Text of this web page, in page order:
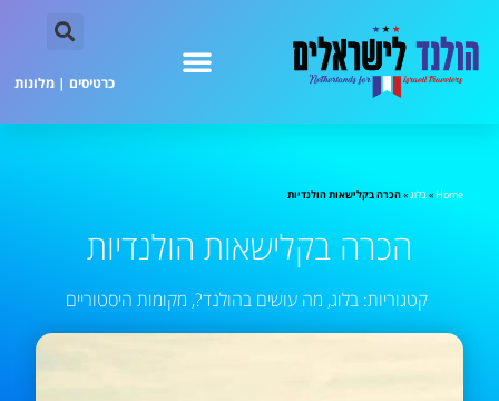
כרטיסים | מלונות
Home
»בלוג»הכרה בקלישאות הולנדיות
הכרה בקלישאות הולנדיות
קטגוריות: בלוג, מה עושים בהולנד?, מקומות היסטוריים